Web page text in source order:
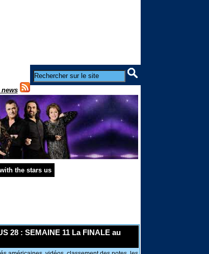
the stars us
28 : SEMAINE 11 La FINALE au